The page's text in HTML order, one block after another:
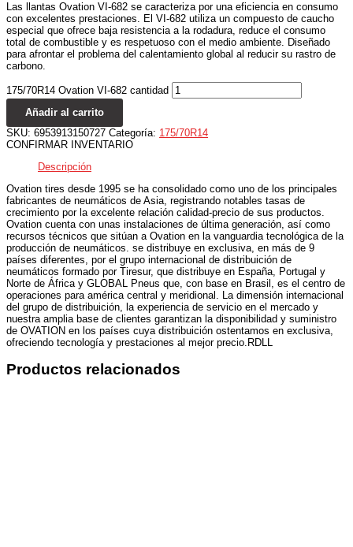
Las llantas Ovation VI-682 se caracteriza por una eficiencia en consumo
con excelentes prestaciones. El VI-682 utiliza un compuesto de caucho
especial que ofrece baja resistencia a la rodadura, reduce el consumo
total de combustible y es respetuoso con el medio ambiente. Diseñado
para afrontar el problema del calentamiento global al reducir su rastro de
carbono.
175/70R14 Ovation VI-682 cantidad
Añadir al carrito
SKU: 6953913150727 Categoría: 175/70R14
CONFIRMAR INVENTARIO
Descripción
Ovation tires desde 1995 se ha consolidado como uno de los principales
fabricantes de neumáticos de Asia, registrando notables tasas de
crecimiento por la excelente relación calidad-precio de sus productos.
Ovation cuenta con unas instalaciones de última generación, así como
recursos técnicos que sitúan a Ovation en la vanguardia tecnológica de la
producción de neumáticos. se distribuye en exclusiva, en más de 9
países diferentes, por el grupo internacional de distribuición de
neumáticos formado por Tiresur, que distribuye en España, Portugal y
Norte de África y GLOBAL Pneus que, con base en Brasil, es el centro de
operaciones para américa central y meridional. La dimensión internacional
del grupo de distribuición, la experiencia de servicio en el mercado y
nuestra amplia base de clientes garantizan la disponibilidad y suministro
de OVATION en los países cuya distribuición ostentamos en exclusiva,
ofreciendo tecnología y prestaciones al mejor precio.RDLL
Productos relacionados